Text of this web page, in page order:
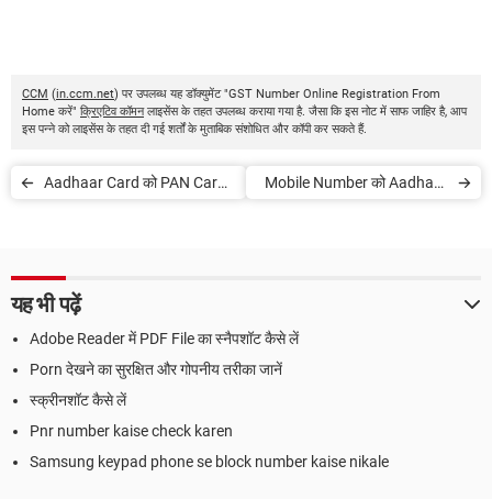
CCM (in.ccm.net) पर उपलब्ध यह डॉक्युमेंट "GST Number Online Registration From
Home करें" क्रिएटिव कॉमनलाइसेंस के तहत उपलब्ध कराया गया है. जैसा कि इस नोट में साफ जाहिर है, आप
इस पन्ने को लाइसेंस के तहत दी गई शर्तों के मुताबिक संशोधित और कॉपी कर सकते हैं.
Aadhaar Card को PAN Card
Mobile Number को Aadhaar
यह भी पढ़ें
Adobe Reader में PDF File का स्नैपशॉट कैसे लें
Porn देखने का सुरक्षित और गोपनीय तरीका जानें
स्क्रीनशॉट कैसे लें
Pnr number kaise check karen
Samsung keypad phone se block number kaise nikale